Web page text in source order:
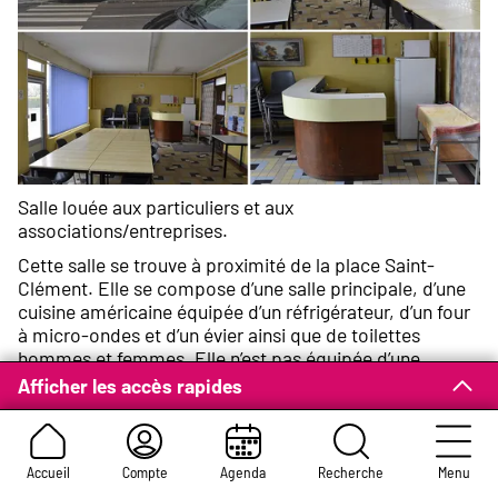
Accueil Compte Agenda Recherche Menu
Afficher les accès rapides
Salle louée aux particuliers et aux
associations/entreprises.
Cette salle se trouve à proximité de la place Saint-
Clément. Elle se compose d’une salle principale, d’une
cuisine américaine équipée d’un réfrigérateur, d’un four
à micro-ondes et d’un évier ainsi que de toilettes
hommes et femmes. Elle n’est pas équipée d’une
cuisinière et se prête donc moins bien que d’autres à
l’organisation de repas.